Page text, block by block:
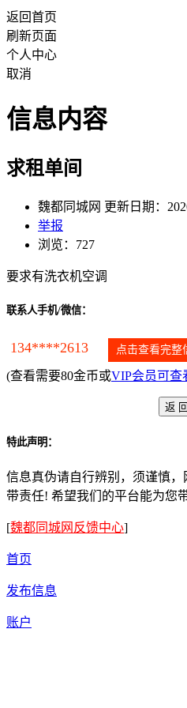
返回首页
刷新页面
个人中心
取消
信息内容
求租单间
魏都同城网 更新日期：
举报
浏览：727
要求有洗衣机空调
联系人手机/微信：
134****2613 点击查看完整
(查看需要80金币或VIP会员可查
特此声明：
信息真伪请自行辨别，须谨慎
带责任! 希望我们的平台能为您
[魏都同城网反馈中心]
首页
发布信息
账户